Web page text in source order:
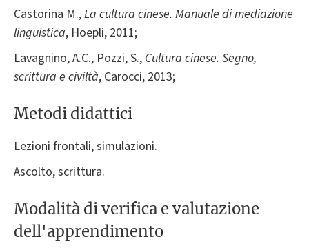
Castorina M.,La cultura cinese. Manuale di mediazione
linguistica, Hoepli, 2011;
Lavagnino, A.C., Pozzi, S., Cultura cinese. Segno,
scrittura e civiltà, Carocci, 2013;
Metodi didattici
Lezioni frontali, simulazioni.
Ascolto, scrittura.
Modalità di verifica e valutazione
dell'apprendimento